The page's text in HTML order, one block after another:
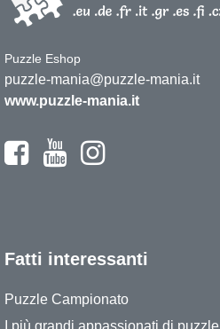
Puzzle Eshop
puzzle-mania@puzzle-mania.it
www.puzzle-mania.it
Fatti interessanti
Puzzle Campionato
I più grandi appassionati di puzzle